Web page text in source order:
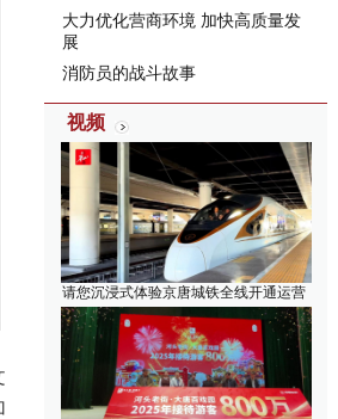
大力优化营商环境 加快高质量发
展
消防员的战斗故事
视频
请您沉浸式体验京唐城铁全线开通运营